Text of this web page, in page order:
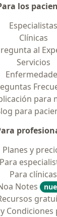
los
Especialistas
Clínicas
al
Servicios
para
para
Planes y
Para
Para clínicas
Notes
Condiciones